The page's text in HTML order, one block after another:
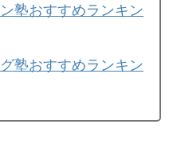
塾おすすめランキン
塾おすすめランキン